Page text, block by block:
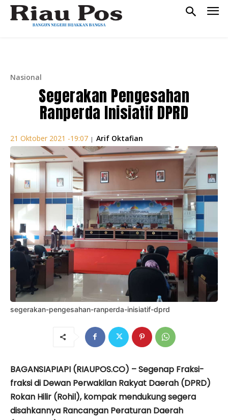
Nasional
Segerakan Pengesahan
Ranperda Inisiatif DPRD
21 Oktober 2021 -19:07 | Arif Oktafian
segerakan-pengesahan-ranperda-inisiatif-dprd
BAGANSIAPIAPI (RIAUPOS.CO) – Segenap Fraksi-
fraksi di Dewan Perwakilan Rakyat Daerah (DPRD)
Rokan Hilir (Rohil), kompak mendukung segera
disahkannya Rancangan Peraturan Daerah